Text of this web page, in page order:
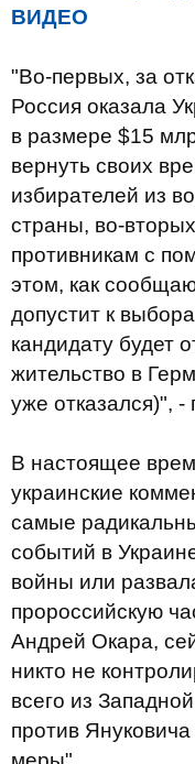
ВИДЕО
"Во-первых, за
Россия оказала
в размере $15
вернуть своих
избирателей из
страны, во-
противникам с
этом, как
допустит к
кандидату будет
жительство в
уже отказался)", -
В настоящее
украинские
самые
событий в
войны или
пророссийскую
Андрей Окара,
никто не
всего из
против